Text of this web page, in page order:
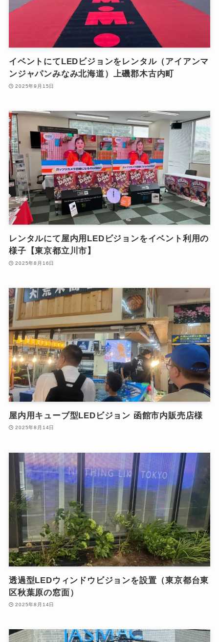
イベントにてLEDビジョンをレンタル（アイアンマ
ンジャパンみなみ北海道）上磯郡木古内町
2025年9月15日
レンタルにて屋内用LEDビジョンをイベント利用の
様子【東京都立川市】
2025年8月16日
屋内用キューブ型LEDビジョン 函館市内販売店様
2025年8月14日
透過型LEDウィンドウビジョンを設置（東京都台東
区秋葉原の窓面）
2025年8月14日